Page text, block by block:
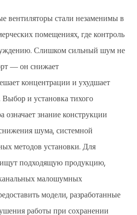
вентиляторы стали незаменимы в
помещениях, где контроль
Слишком сильный шум не
— он снижает
концентрации и ухудшает
и установка тихого
означает знание конструкции
шума, системной
методов установки. Для
подходящую продукцию,
малошумных
модели, разработанные
работы при сохранении